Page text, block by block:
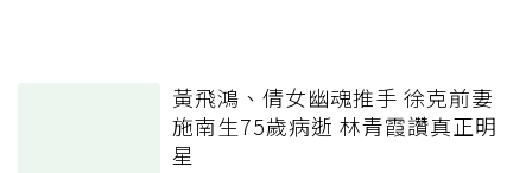
黃飛鴻、倩女幽魂推手 徐克前妻
施南生75歲病逝 林青霞讚真正明
星